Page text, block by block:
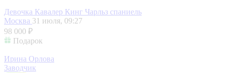
Девочка Кавалер Кинг Чарльз спаниель
Москва 31 июля, 09:27
98 000 ₽
Подарок
Ирина Орлова
Заводчик